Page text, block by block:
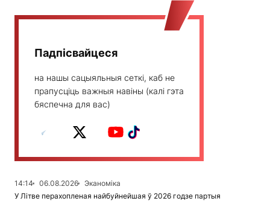
Падпісвайцеся
на нашы сацыяльныя сеткі, каб не
прапусціць важныя навіны (калі гэта
бяспечна для вас)
14:14 06.08.2026
Эканоміка
У Літве перахопленая найбуйнейшая ў 2026 годзе партыя